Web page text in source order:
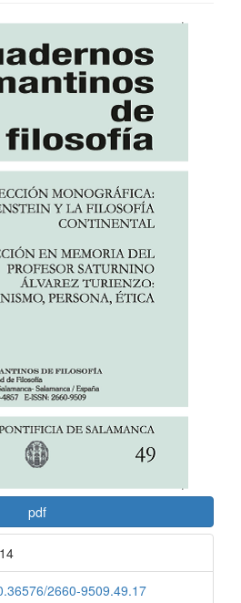
pdf
2660-9509.49.17